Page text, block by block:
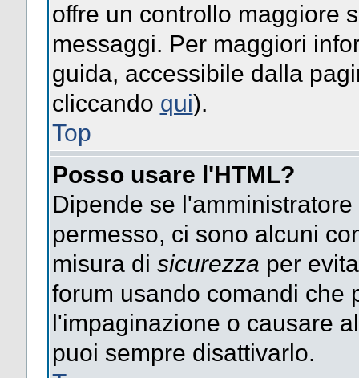
offre un controllo maggiore
messaggi. Per maggiori
guida, accessibile dalla
cliccando qui).
Top
Posso usare l'HTML?
Dipende se
permesso, ci sono alcuni
misura di sicurezza per
forum usando comandi che
l'impaginazione o causare
puoi sempre disattivarlo.